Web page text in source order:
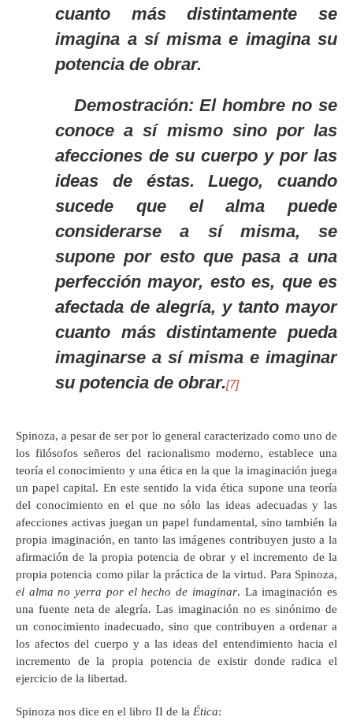
cuanto más distintamente se
imagina a sí misma e imagina su
potencia de obrar.
Demostración: El hombre no se
conoce a sí mismo sino por las
afecciones de su cuerpo y por las
ideas de éstas. Luego, cuando
sucede que el alma puede
considerarse a sí misma, se
supone por esto que pasa a una
perfección mayor, esto es, que es
afectada de alegría, y tanto mayor
cuanto más distintamente pueda
imaginarse a sí misma e imaginar
su potencia de obrar.[7]
Spinoza, a pesar de ser por lo general caracterizado como uno de
los filósofos señeros del racionalismo moderno, establece una
teoría el conocimiento y una ética en la que la imaginación juega
un papel capital. En este sentido la vida ética supone una teoría
del conocimiento en el que no sólo las ideas adecuadas y las
afecciones activas juegan un papel fundamental, sino también la
propia imaginación, en tanto las imágenes contribuyen justo a la
afirmación de la propia potencia de obrar y el incremento de la
propia potencia como pilar la práctica de la virtud. Para Spinoza,
el alma no yerra por el hecho de imaginar. La imaginación es
una fuente neta de alegría. Las imaginación no es sinónimo de
un conocimiento inadecuado, sino que contribuyen a ordenar a
los afectos del cuerpo y a las ideas del entendimiento hacia el
incremento de la propia potencia de existir donde radica el
ejercicio de la libertad.
Spinoza nos dice en el libro II de la Ética: